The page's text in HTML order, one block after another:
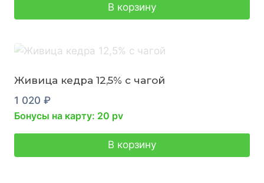
В корзину
Живица кедра 12,5% с чагой
1 020 ₽
Бонусы на карту: 20 pv
В корзину